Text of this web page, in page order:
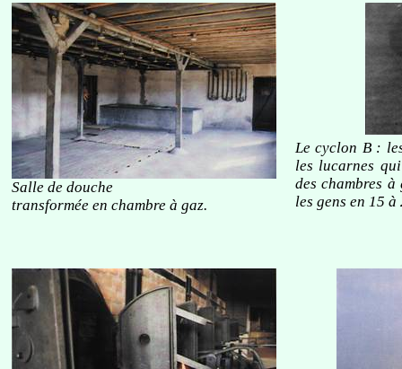
Salle de douche
transformée en chambre à gaz.
Le cyclon B :
les lucarnes
des chambres
les gens en 15 à